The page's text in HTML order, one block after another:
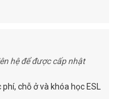
hệ để được cấp nhật
chỗ ở và khóa học ESL